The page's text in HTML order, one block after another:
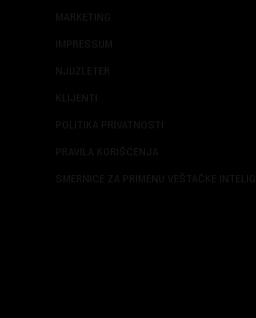
MARKETING
IMPRESSUM
NJUZLETER
KLIJENTI
POLITIKA PRIVATNOSTI
PRAVILA KORIŠĆENJA
SMERNICE ZA PRIMENU VEŠTAČKE